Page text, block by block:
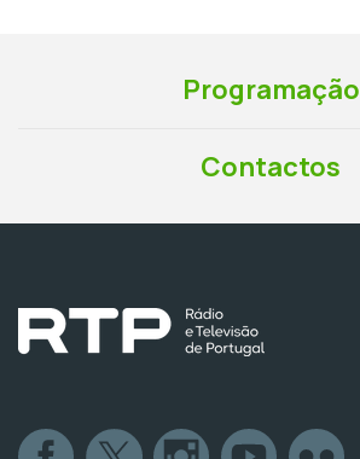
Programação
Contactos